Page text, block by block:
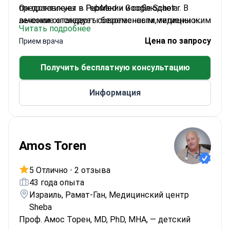
представлены в PubMed и Google Scholar. В
лечении он следует современным медицинским
стандартам.
Он практикует в Германии и соблюдает
высокие стандарты безопасности, гигиены и
комфорта пациентов. Работает с
международными пациентами на немецком и
турецком языках.
Читать подробнее
Прием врача Цена по запросу
Получить бесплатную консультацию
Информация
Amos Toren
5 Отлично • 2 отзыва
43 года опыта
Израиль, Рамат-Ган, Медицинский центр
Sheba
Проф. Амос Торен, MD, PhD, MHA, — детский